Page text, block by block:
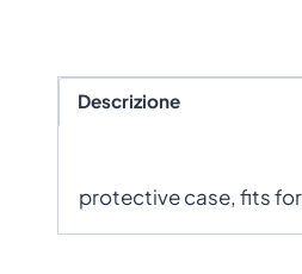
Descrizione
protective case, fits